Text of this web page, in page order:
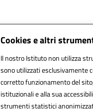
Cookies e altri
Il nostro Istituto non utilizza
sono utilizzati esclusivamente
corretto funzionamento del
istituzionali e alla sua
strumenti statistici